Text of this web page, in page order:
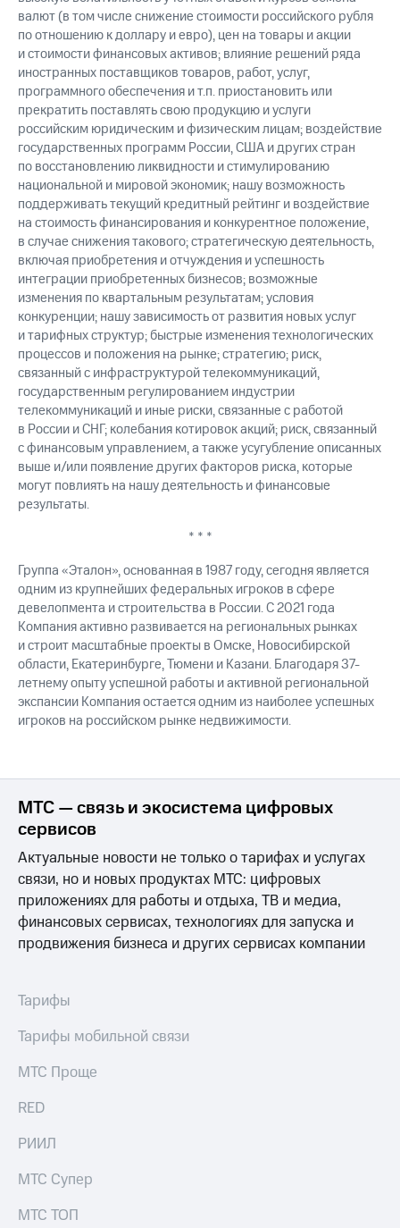
валют (в том числе снижение стоимости российского рубля
по отношению к доллару и евро), цен на товары и акции
и стоимости финансовых активов; влияние решений ряда
иностранных поставщиков товаров, работ, услуг,
программного обеспечения и т.п. приостановить или
прекратить поставлять свою продукцию и услуги
российским юридическим и физическим лицам; воздействие
государственных программ России, США и других стран
по восстановлению ликвидности и стимулированию
национальной и мировой экономик; нашу возможность
поддерживать текущий кредитный рейтинг и воздействие
на стоимость финансирования и конкурентное положение,
в случае снижения такового; стратегическую деятельность,
включая приобретения и отчуждения и успешность
интеграции приобретенных бизнесов; возможные
изменения по квартальным результатам; условия
конкуренции; нашу зависимость от развития новых услуг
и тарифных структур; быстрые изменения технологических
процессов и положения на рынке; стратегию; риск,
связанный с инфраструктурой телекоммуникаций,
государственным регулированием индустрии
телекоммуникаций и иные риски, связанные с работой
в России и СНГ; колебания котировок акций; риск, связанный
с финансовым управлением, а также усугубление описанных
выше и/или появление других факторов риска, которые
могут повлиять на нашу деятельность и финансовые
результаты.
* * *
Группа «Эталон», основанная в 1987 году, сегодня является
одним из крупнейших федеральных игроков в сфере
девелопмента и строительства в России. С 2021 года
Компания активно развивается на региональных рынках
и строит масштабные проекты в Омске, Новосибирской
области, Екатеринбурге, Тюмени и Казани. Благодаря 37-
летнему опыту успешной работы и активной региональной
экспансии Компания остается одним из наиболее успешных
игроков на российском рынке недвижимости.
МТС — связь и экосистема цифровых
сервисов
Актуальные новости не только о тарифах и услугах
связи, но и новых продуктах МТС: цифровых
приложениях для работы и отдыха, ТВ и медиа,
финансовых сервисах, технологиях для запуска и
продвижения бизнеса и других сервисах компании
Тарифы
Тарифы мобильной связи
МТС Проще
RED
РИИЛ
МТС Супер
МТС ТОП